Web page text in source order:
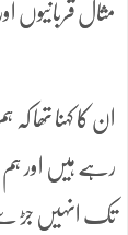
مثال قربانیوں
ان کا کہنا
رہے ہیں اور
تک انہیں جڑ